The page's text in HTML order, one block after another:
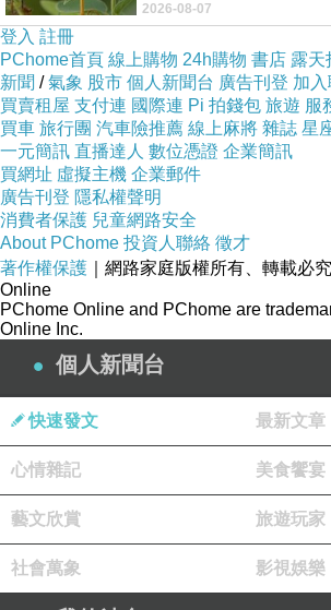
下子 又被赤
2026-08-07
登入 註冊
PChome首頁 線上購物 24h購物 書店 露天
新聞 /氣象 股市 個人新聞台 廣告刊登 加入
買賣租屋 支付連 國際連 Pi 拍錢包 旅遊 服
買車 旅行團 汽車險推薦 線上麻將 雜誌 星
一元簡訊 直播達人 數位憑證 企業簡訊
買網址 虛擬主機 企業郵件
廣告刊登 隱私權聲明
消費者保護 兒童網路安全
About PChome 投資人聯絡 徵才
著作權保護 ｜網路家庭版權所有、轉載必究
Online
PChome Online and PChome are
Online Inc.
個人新聞台
快速發文 最新文章
心情雜記 美食饗宴
藝文欣賞 旅遊玩家
社會萬象 影視娛樂